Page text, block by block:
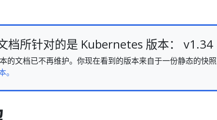
档所针对的是 Kubernetes 版本： v1.34
的文档已不再维护。你现在看到的版本来自于一份静态的快
。